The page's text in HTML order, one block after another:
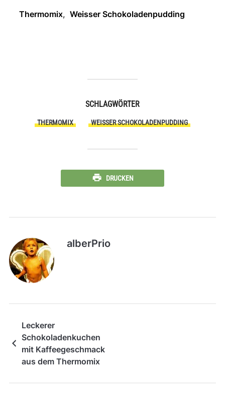
Thermomix, Weisser Schokoladenpudding
SCHLAGWÖRTER
THERMOMIX WEISSER SCHOKOLADENPUDDING
DRUCKEN
alberPrio
Leckerer
Schokoladenkuchen
mit Kaffeegeschmack
aus dem Thermomix